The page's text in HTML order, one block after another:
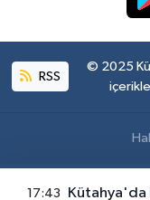
RSS
© 2025
17:43 Kütahya'da